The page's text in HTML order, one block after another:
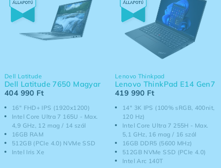
16" FHD+ IPS (1920x1200)
Intel Core Ultra 7 165U - Max.
4,9 GHz, 12 mag / 14 szál
16GB RAM
512GB (PCIe 4.0) NVMe SSD
Intel Iris Xe
Dell Latitude
Dell Latitude 7650 Magyar
404 990 Ft
14" 3K IPS (100% sRGB, 400nit,
120 Hz)
Intel Core Ultra 7 255H - Max.
5,1 GHz, 16 mag / 16 szál
16GB DDR5 (5600 MHz)
512GB NVMe SSD (PCIe 4.0)
Intel Arc 140T
Lenovo Thinkpad
Lenovo ThinkPad E14 Gen7
419 990 Ft